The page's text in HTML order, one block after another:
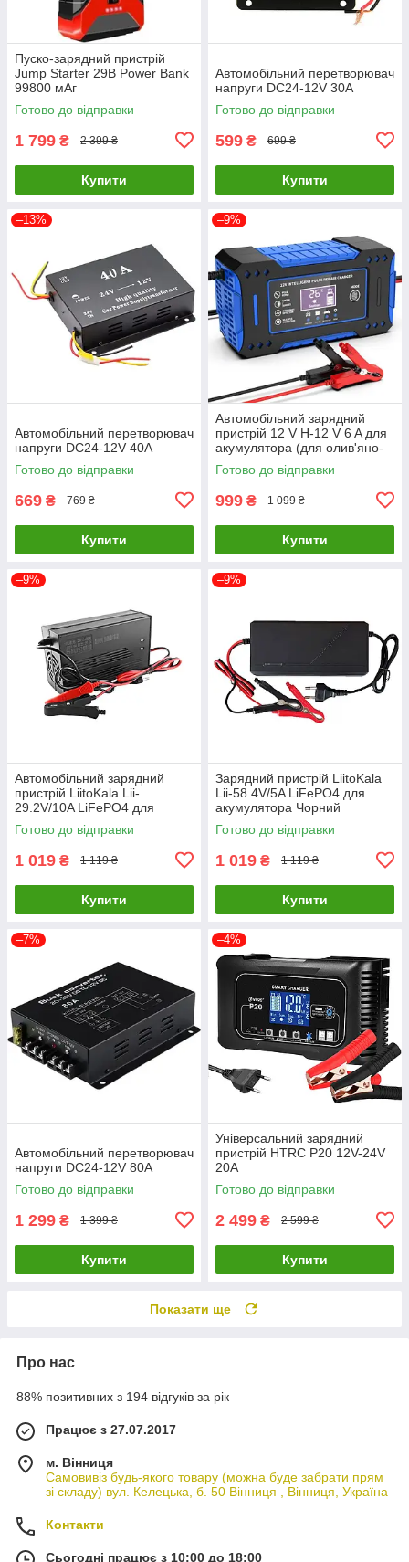
Пуско-зарядний пристрій
Jump Starter 29B Power Bank
99800 мАг
Готово до відправки
1 799 ₴ 2 399 ₴
Купити
Автомобільний перетворювач
напруги DC24-12V 30A
Готово до відправки
599 ₴ 699 ₴
Купити
–13%
Автомобільний перетворювач
напруги DC24-12V 40A
Готово до відправки
669 ₴ 769 ₴
Купити
–9%
Автомобільний зарядний
пристрій 12 V H-12 V 6 A для
акумулятора (для олив'яно-
кислотних AGM GEL) Smart +
LCD Синій
Готово до відправки
999 ₴ 1 099 ₴
Купити
–9%
Автомобільний зарядний
пристрій LiitoKala Lii-
29.2V/10A LiFePO4 для
акумулятора Чорний
Готово до відправки
1 019 ₴ 1 119 ₴
Купити
–9%
Зарядний пристрій LiitoKala
Lii-58.4V/5A LiFePO4 для
акумулятора Чорний
Готово до відправки
1 019 ₴ 1 119 ₴
Купити
–7%
Автомобільний перетворювач
напруги DC24-12V 80A
Готово до відправки
1 299 ₴ 1 399 ₴
Купити
–4%
Універсальний зарядний
пристрій HTRC P20 12V-24V
20A
Готово до відправки
2 499 ₴ 2 599 ₴
Купити
Показати ще
Про нас
88% позитивних з 194 відгуків за рік
Працює з 27.07.2017
м. Вінниця
Самовивіз будь-якого товару (можна буде забрати прям
зі складу) вул. Келецька, б. 50 Вінниця , Вінниця, Україна
Контакти
Сьогодні працює з 10:00 до 18:00